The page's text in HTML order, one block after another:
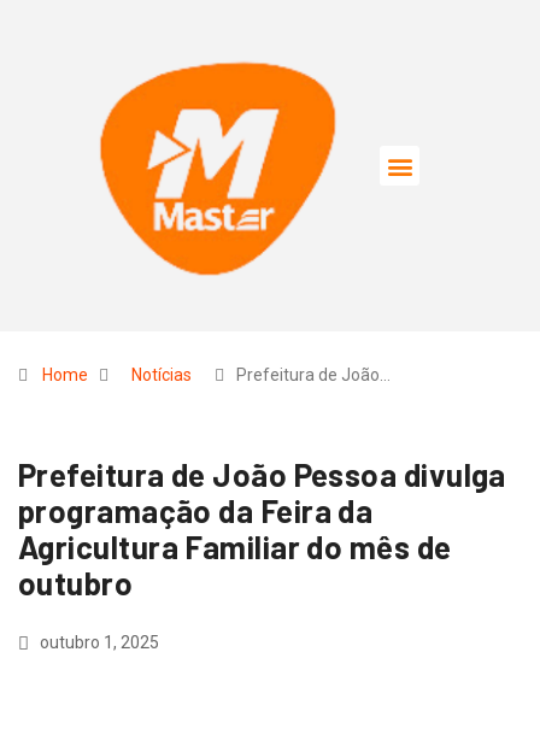
Home Notícias Prefeitura de João…
Prefeitura de João Pessoa divulga
programação da Feira da
Agricultura Familiar do mês de
outubro
outubro 1, 2025